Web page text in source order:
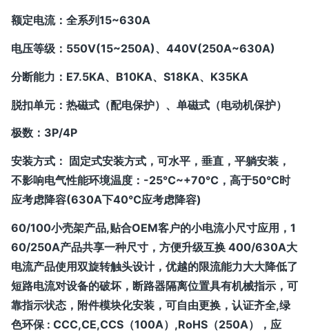
额定电流：全系列15~630A
电压等级：550V(15~250A)、440V(250A~630A)
分断能力：E7.5KA、B10KA、S18KA、K35KA
脱扣单元：热磁式（配电保护）、单磁式（电动机保护）
极数：3P/4P
安装方式： 固定式安装方式，可水平，垂直，平躺安装，
不影响电气性能环境温度：-25℃~+70℃，高于50℃时
应考虑降容(630A下40℃应考虑降容)
60/100小壳架产品,贴合OEM客户的小电流小尺寸应用，1
60/250A产品共享一种尺寸，方便升级互换 400/630A大
电流产品使用双旋转触头设计，优越的限流能力大大降低了
短路电流对设备的破坏，断路器隔离位置具有机械指示，可
靠指示状态，附件模块化安装，可自由更换，认证齐全,绿
色环保 : CCC,CE,CCS（100A）,RoHS（250A），应